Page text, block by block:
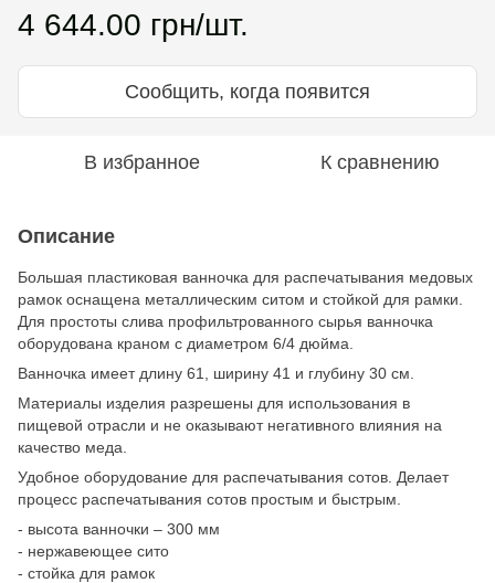
4 644.00 грн/шт.
Сообщить, когда появится
В избранное К сравнению
Описание
Большая пластиковая ванночка для распечатывания медовых
рамок оснащена металлическим ситом и стойкой для рамки.
Для простоты слива профильтрованного сырья ванночка
оборудована краном с диаметром 6/4 дюйма.
Ванночка имеет длину 61, ширину 41 и глубину 30 см.
Материалы изделия разрешены для использования в
пищевой отрасли и не оказывают негативного влияния на
качество меда.
Удобное оборудование для распечатывания сотов. Делает
процесс распечатывания сотов простым и быстрым.
- высота ванночки – 300 мм
- нержавеющее сито
- стойка для рамок